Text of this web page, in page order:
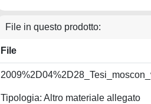
File in questo prodotto:
File
Tipologia: Altro materiale allegato